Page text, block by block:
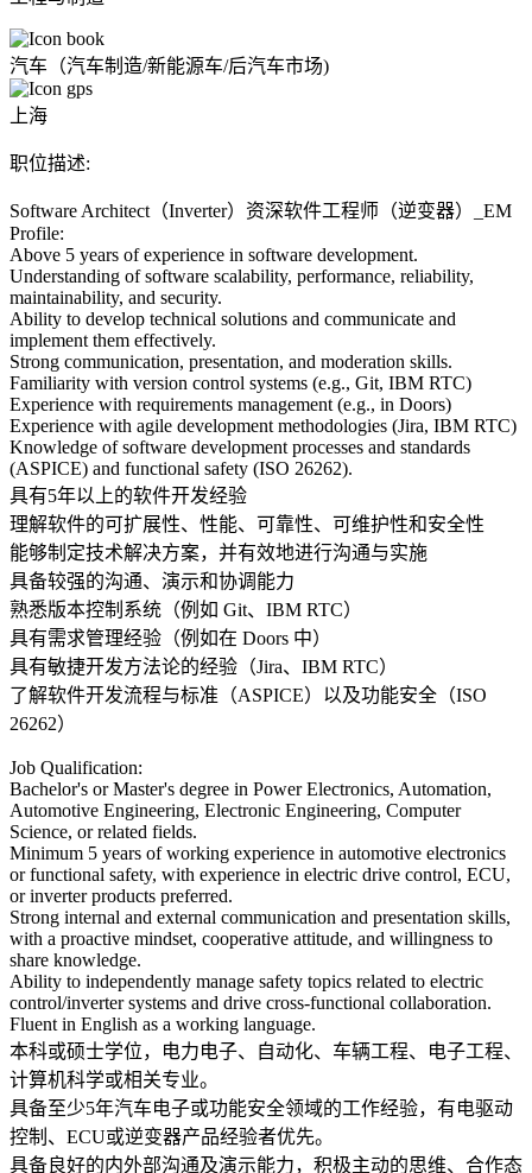
汽车（汽车制造/新能源车/后汽车市场)
上海
职位描述:
Software Architect（Inverter）资深软件工程师（逆变器）_EM
Profile:
Above 5 years of experience in software development.
Understanding of software scalability, performance, reliability,
maintainability, and security.
Ability to develop technical solutions and communicate and
implement them effectively.
Strong communication, presentation, and moderation skills.
Familiarity with version control systems (e.g., Git, IBM RTC)
Experience with requirements management (e.g., in Doors)
Experience with agile development methodologies (Jira, IBM RTC)
Knowledge of software development processes and standards
(ASPICE) and functional safety (ISO 26262).
具有5年以上的软件开发经验
理解软件的可扩展性、性能、可靠性、可维护性和安全性
能够制定技术解决方案，并有效地进行沟通与实施
具备较强的沟通、演示和协调能力
熟悉版本控制系统（例如 Git、IBM RTC）
具有需求管理经验（例如在 Doors 中）
具有敏捷开发方法论的经验（Jira、IBM RTC）
了解软件开发流程与标准（ASPICE）以及功能安全（ISO
26262）
Job Qualification:
Bachelor's or Master's degree in Power Electronics, Automation,
Automotive Engineering, Electronic Engineering, Computer
Science, or related fields.
Minimum 5 years of working experience in automotive electronics
or functional safety, with experience in electric drive control, ECU,
or inverter products preferred.
Strong internal and external communication and presentation skills,
with a proactive mindset, cooperative attitude, and willingness to
share knowledge.
Ability to independently manage safety topics related to electric
control/inverter systems and drive cross-functional collaboration.
Fluent in English as a working language.
本科或硕士学位，电力电子、自动化、车辆工程、电子工程、
计算机科学或相关专业。
具备至少5年汽车电子或功能安全领域的工作经验，有电驱动
控制、ECU或逆变器产品经验者优先。
具备良好的内外部沟通及演示能力，积极主动的思维、合作态